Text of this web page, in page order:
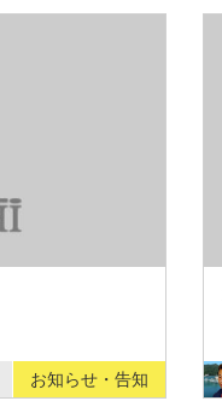
お知らせ・告知